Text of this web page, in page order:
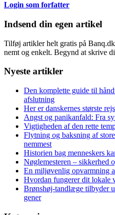
Login som forfatter
Indsend din egen artikel
Tilføj artikler helt gratis på
nemt og enkelt. Begynd at skrive
Nyeste artikler
Den komplette guide til
afslutning
Her er danskernes største
Angst og panikanfald: Fra
Vigtigheden af den rette
Flytning og baksning af
nemmest
Historien bag menneskers
Nøglemesteren – sikkerhed
En miljøvenlig opvarmning
Hvordan fungerer dit lokale
Brønshøj-tandlæge tilbyder
gener